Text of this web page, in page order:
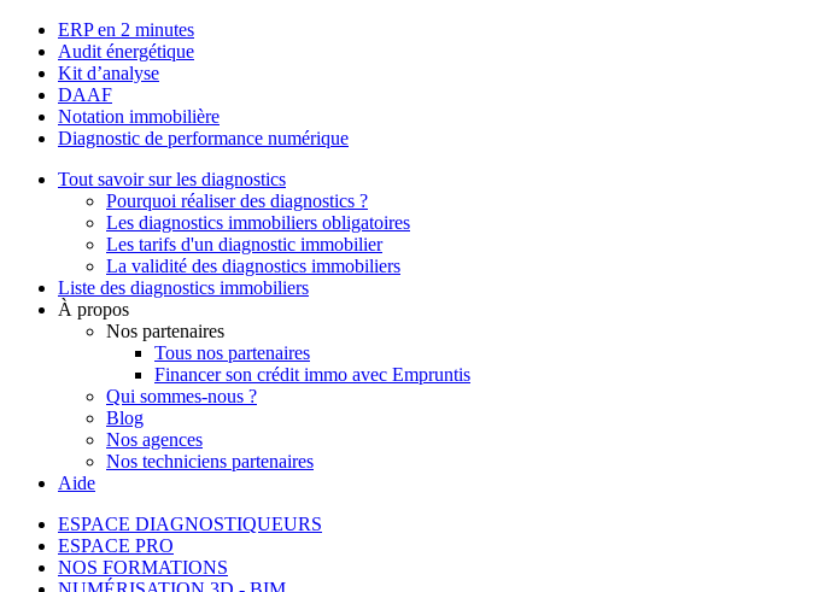
ERP en 2 minutes
Audit énergétique
Kit d’analyse
DAAF
Notation immobilière
Diagnostic de performance numérique
Tout savoir sur les diagnostics
Pourquoi réaliser des diagnostics ?
Les diagnostics immobiliers obligatoires
Les tarifs d'un diagnostic immobilier
La validité des diagnostics immobiliers
Liste des diagnostics immobiliers
À propos
Nos partenaires
Tous nos partenaires
Financer son crédit immo avec Empruntis
Qui sommes-nous ?
Blog
Nos agences
Nos techniciens partenaires
Aide
ESPACE DIAGNOSTIQUEURS
ESPACE PRO
NOS FORMATIONS